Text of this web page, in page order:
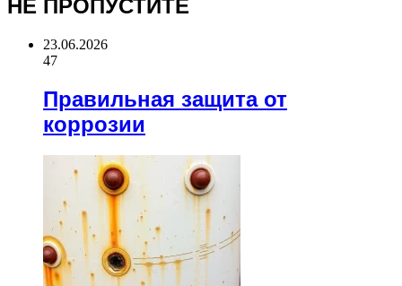
НЕ ПРОПУСТИТЕ
23.06.2026
47
Правильная защита от
коррозии